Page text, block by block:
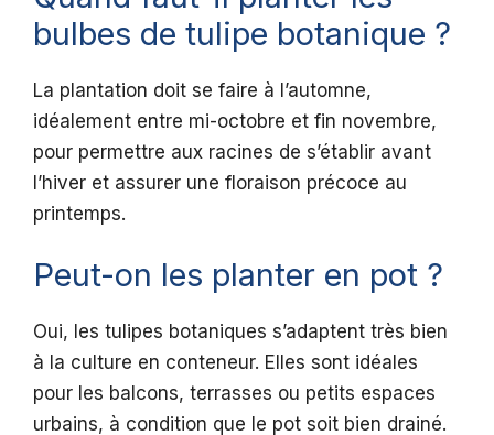
bulbes de tulipe botanique ?
La plantation doit se faire à l’automne,
idéalement entre mi-octobre et fin novembre,
pour permettre aux racines de s’établir avant
l’hiver et assurer une floraison précoce au
printemps.
Peut-on les planter en pot ?
Oui, les tulipes botaniques s’adaptent très bien
à la culture en conteneur. Elles sont idéales
pour les balcons, terrasses ou petits espaces
urbains, à condition que le pot soit bien drainé.